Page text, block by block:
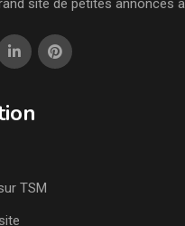
site de petites annonces
TSM